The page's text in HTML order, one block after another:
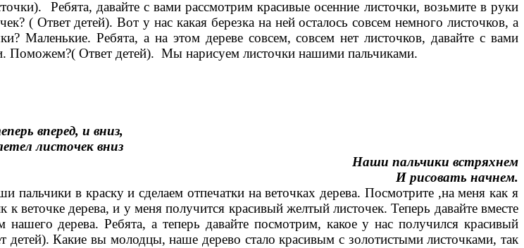
Ребята, давайте с вами рассмотрим красивые осенние листочки, возьмите в руки
( Ответ детей). Вот у нас какая березка на ней осталось совсем немного листочков, а
Маленькие. Ребята, а на этом дереве совсем, совсем нет листочков, давайте с вами
Поможем?( Ответ детей). Мы нарисуем листочки нашими пальчиками.
вперед, и вниз,
листочек вниз
Наши пальчики встряхнем
И рисовать начнем.
пальчики в краску и сделаем отпечатки на веточках дерева. Посмотрите ,на меня как я
веточке дерева, и у меня получится красивый желтый листочек. Теперь давайте вместе
дерева. Ребята, а теперь давайте посмотрим, какое у нас получился красивый
детей). Какие вы молодцы, наше дерево стало красивым с золотистыми листочками, так